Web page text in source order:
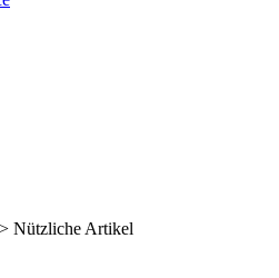
> Nützliche Artikel